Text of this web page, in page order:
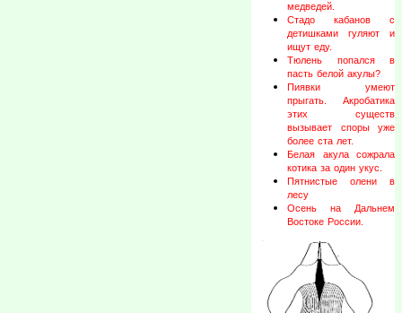
медведей.
Стадо кабанов с
детишками гуляют и
ищут еду.
Тюлень попался в
пасть белой акулы?
Пиявки умеют
прыгать. Акробатика
этих существ
вызывает споры уже
более ста лет.
Белая акула сожрала
котика за один укус.
Пятнистые олени в
лесу
Осень на Дальнем
Востоке России.